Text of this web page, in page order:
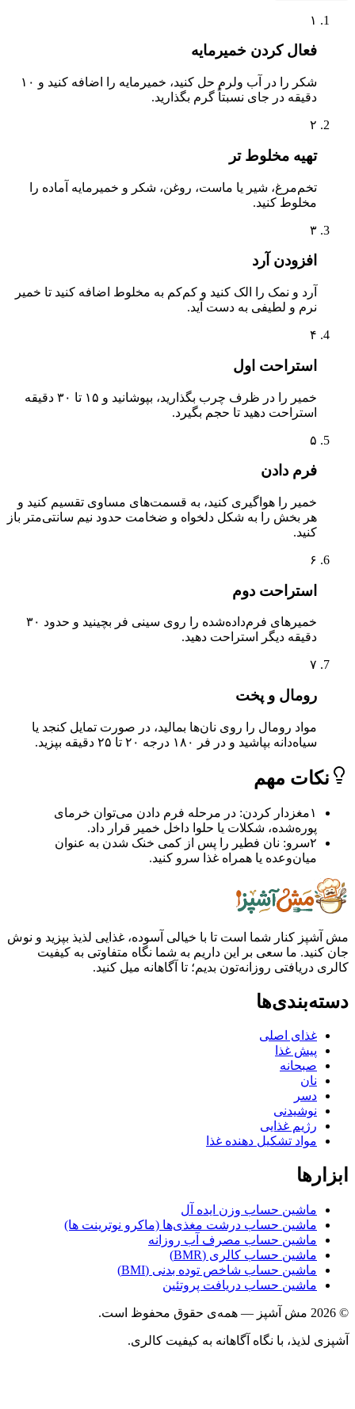
فعال کردن خمیرمایه
شکر را در آب ولرم حل کنید، خمیرمایه را اضافه کنید و ۱۰
دقیقه در جای نسبتاً گرم بگذارید.
تهیه مخلوط تر
تخم‌مرغ، شیر یا ماست، روغن، شکر و خمیرمایه آماده را
مخلوط کنید.
افزودن آرد
آرد و نمک را الک کنید و کم‌کم به مخلوط اضافه کنید تا خمیر
نرم و لطیفی به دست آید.
استراحت اول
خمیر را در ظرف چرب بگذارید، بپوشانید و ۱۵ تا ۳۰ دقیقه
استراحت دهید تا حجم بگیرد.
فرم دادن
خمیر را هواگیری کنید، به قسمت‌های مساوی تقسیم کنید و
هر بخش را به شکل دلخواه و ضخامت حدود نیم سانتی‌متر باز
استراحت دوم
خمیرهای فرم‌داده‌شده را روی سینی فر بچینید و حدود ۳۰
دقیقه دیگر استراحت دهید.
رومال و پخت
مواد رومال را روی نان‌ها بمالید، در صورت تمایل کنجد یا
سیاه‌دانه بپاشید و در فر ۱۸۰ درجه ۲۰ تا ۲۵ دقیقه بپزید.
مهم
مغزدار کردن: در مرحله فرم دادن می‌توان خرمای
پوره‌شده، شکلات یا حلوا داخل خمیر قرار داد.
سرو: نان فطیر را پس از کمی خنک شدن به عنوان
میان‌وعده یا همراه غذا سرو کنید.
کنار شما است تا با خیالی آسوده، غذایی لذیذ بپزید و نوش
ما سعی بر این داریم به شما نگاه متفاوتی به کیفیت
روزانه‌تون بدیم؛ تا آگاهانه میل کنید.
غذای اصلی
پیش غذا
صبحانه
نوشیدنی
رژیم غذایی
مواد تشکیل دهنده غذا
ماشین حساب وزن ایده آل
ماشین حساب درشت مغذی‌ها (ماکرو نوترینت ها)
ماشین حساب مصرف آب روزانه
ماشین حساب کالری (BMR)
ماشین حساب شاخص توده بدنی (BMI)
ماشین حساب دریافت پروتئین
با نگاه آگاهانه به کیفیت کالری.